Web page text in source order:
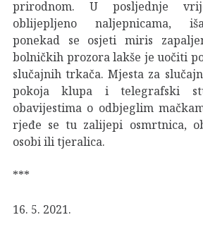
prirodnom. U posljednje
oblijepljeno naljepnicama,
ponekad se osjeti miris
bolničkih prozora lakše je uočiti
slučajnih trkača. Mjesta za
pokoja klupa i telegrafski
obavijestima o odbjeglim
rjeđe se tu zalijepi osmrtnica,
osobi ili tjeralica.
***
16. 5. 2021.